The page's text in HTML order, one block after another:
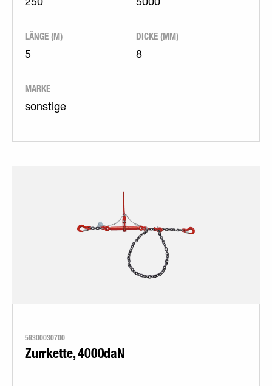
250 5000
LÄNGE (M)
5
DICKE (MM)
8
MARKE
sonstige
59300030700
Zurrkette, 4000daN